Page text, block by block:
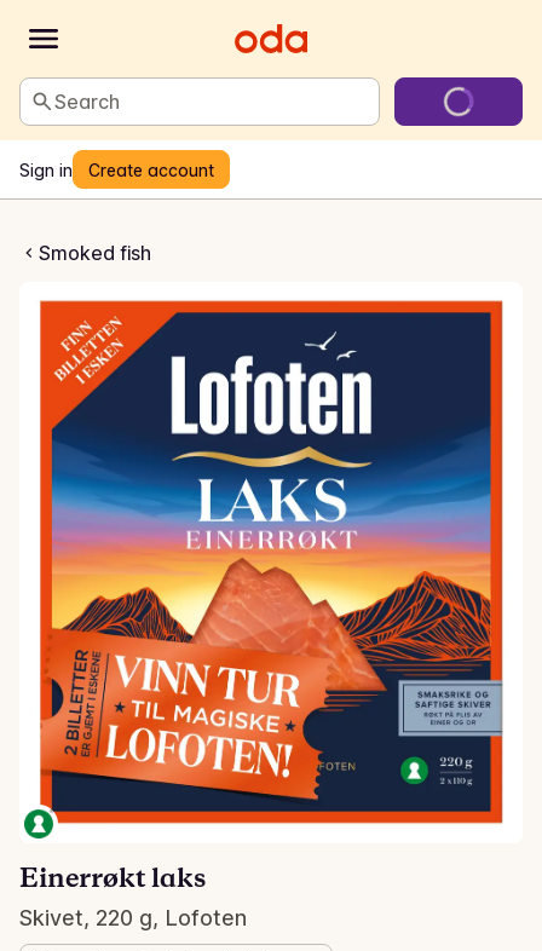
Search
Sign in Create account
Smoked fish
laks
Einerrøkt laks
Skivet, 220 g, Lofoten